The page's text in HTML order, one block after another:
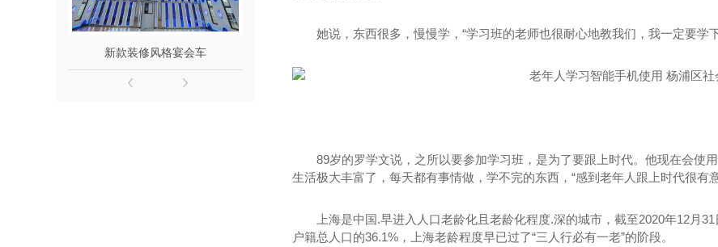
新款装修风格宴会车
她说，东西很多，慢慢学，“学习班的老师也很耐心地教我们，我一定要学
89岁的罗学文说，之所以要参加学习班，是为了要跟上时代。他现在会使
生活极大丰富了，每天都有事情做，学不完的东西，“感到老年人跟上时代很有
上海是中国.早进入人口老龄化且老龄化程度.深的城市，截至2020年12月
户籍总人口的36.1%，上海老龄程度早已过了“三人行必有一老”的阶段。